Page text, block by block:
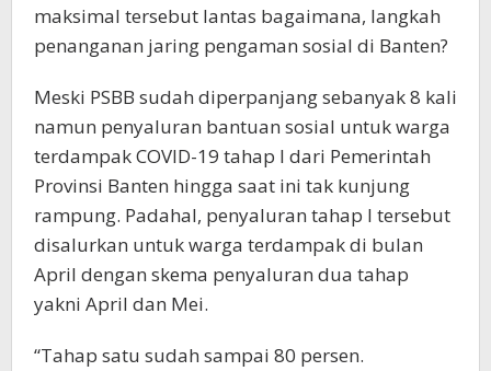
maksimal tersebut lantas bagaimana, langkah
penanganan jaring pengaman sosial di Banten?
Meski PSBB sudah diperpanjang sebanyak 8 kali
namun penyaluran bantuan sosial untuk warga
terdampak COVID-19 tahap I dari Pemerintah
Provinsi Banten hingga saat ini tak kunjung
rampung. Padahal, penyaluran tahap I tersebut
disalurkan untuk warga terdampak di bulan
April dengan skema penyaluran dua tahap
yakni April dan Mei.
“Tahap satu sudah sampai 80 persen.